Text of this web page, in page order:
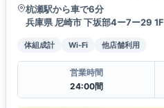
杭瀬駅から車で6分
兵庫県 尼崎市 下坂部4ー7ー29 1F
体組成計 Wi-Fi 他店舗利用
営業時間
24:00間